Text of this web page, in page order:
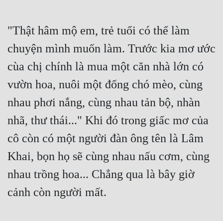
Góc Nhìn Nữ
Huyền Huyễn
Hài Hước
Hệ Thống
Học Đường
Khoa Huyễn
Khoa Huyễn Không Gian
"Thật hâm mộ em, trẻ tuổi có thể làm
chuyện mình muốn làm. Trước kia mơ ước
cùa chị chính là mua một căn nhà lớn có
vườn hoa, nuôi một đống chó mèo, cùng
nhau phơi nắng, cùng nhau tản bộ, nhàn
nhã, thư thái..." Khi đó trong giấc mơ của
cô còn có một người đàn ông tên là Lâm
Khai, bọn họ sẽ cùng nhau nấu cơm, cùng
nhau trồng hoa... Chẳng qua là bây giờ
cảnh còn người mất.